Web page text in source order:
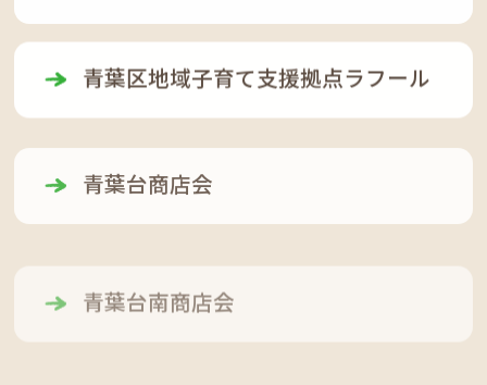
青葉区地域子育て支援拠点ラフール
青葉台商店会